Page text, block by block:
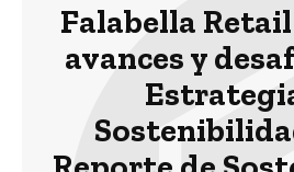
Falabella
avances y